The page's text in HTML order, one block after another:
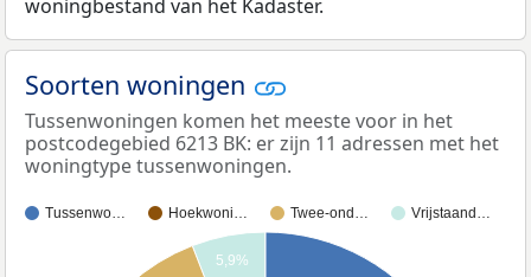
woningbestand van het Kadaster.
Soorten woningen
Tussenwoningen komen het meeste voor in het
postcodegebied 6213 BK: er zijn 11 adressen met het
woningtype tussenwoningen.
Tussenwo… Hoekwoni… Twee-ond… Vrijstaand…
5,9%